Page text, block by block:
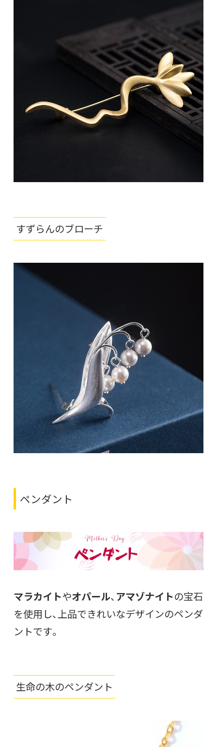
すずらんのブローチ
ペンダント
マラカイトやオパール、 アマゾナイトの宝石
を使用し、上品できれいなデザインのペンダ
ントです。
生命の木のペンダント